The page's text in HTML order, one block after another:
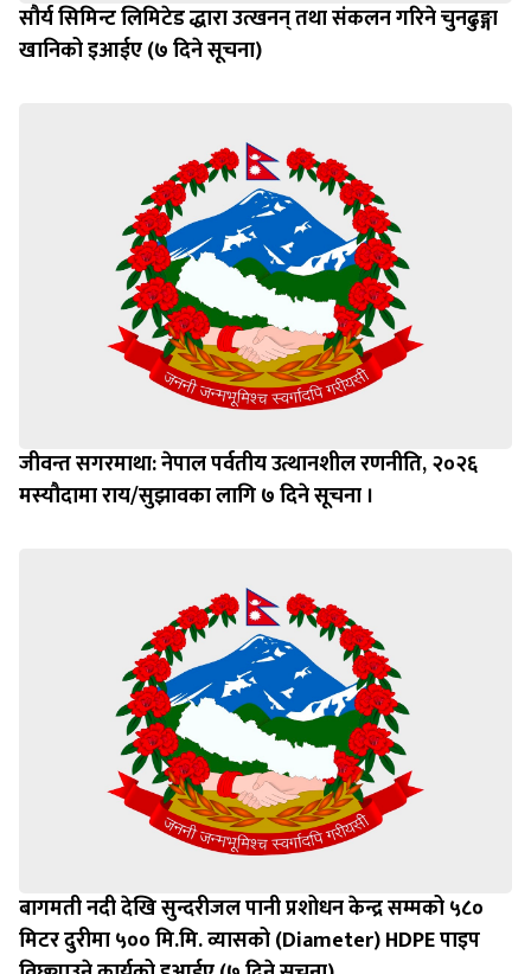
सौर्य सिमिन्ट लिमिटेड द्धारा उत्खनन् तथा संकलन गरिने चुनढुङ्गा
खानिको इआईए (७ दिने सूचना)
जीवन्त सगरमाथा: नेपाल पर्वतीय उत्थानशील रणनीति, २०२६
मस्यौदामा राय/सुझावका लागि ७ दिने सूचना ।
बागमती नदी देखि सुन्दरीजल पानी प्रशोधन केन्द्र सम्मको ५८०
मिटर दुरीमा ५०० मि.मि. व्यासको (Diameter) HDPE पाइप